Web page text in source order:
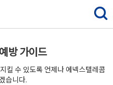
방 가이드
킬 수 있도록 언제나 에넥스텔레콤
습니다.